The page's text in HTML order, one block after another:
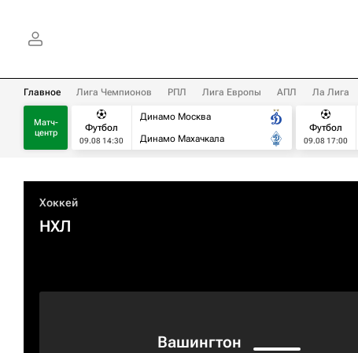
Главное Лига Чемпионов РПЛ Лига Европы АПЛ Ла Лига
Матч-
центр
Футбол
09.08 14:30
Динамо Москва
Динамо Махачкала
Футбол
09.08 17:00
Хоккей
НХЛ
Вашингтон